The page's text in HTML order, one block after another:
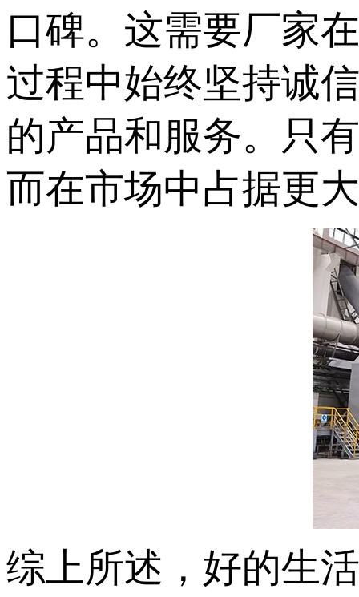
口碑。这需要厂家
过程中始终坚持诚
的产品和服务。只
而在市场中占据更
综上所述，好的生